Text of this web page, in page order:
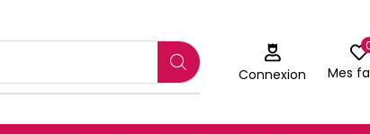
Connexion Mes